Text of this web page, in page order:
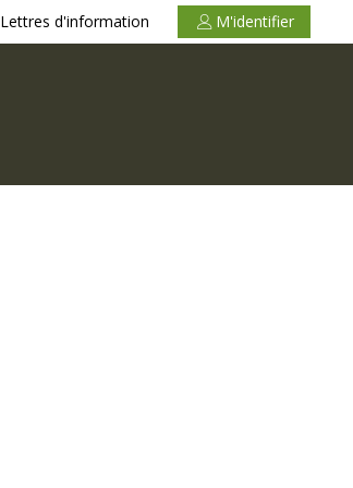
Lettres d'information M'identifier